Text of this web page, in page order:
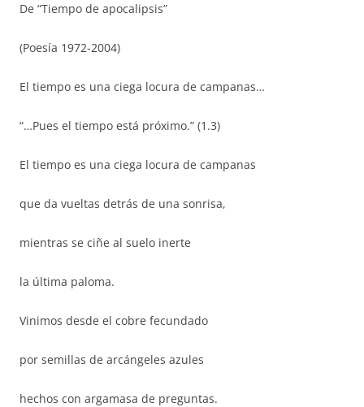
De “Tiempo de apocalipsis”
(Poesía 1972-2004)
El tiempo es una ciega locura de campanas…
“…Pues el tiempo está próximo.” (1.3)
El tiempo es una ciega locura de campanas
que da vueltas detrás de una sonrisa,
mientras se ciñe al suelo inerte
la última paloma.
Vinimos desde el cobre fecundado
por semillas de arcángeles azules
hechos con argamasa de preguntas.